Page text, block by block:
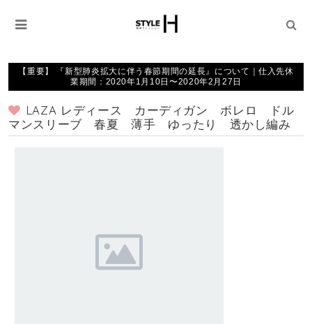
【重要】 『新型肺炎拡大に伴う春節期間の延長』について｜仕入先休
業期間：2020年1月10日〜2020年2月27日
LAZA レディース カーディガン ボレロ ドル
マンスリーブ 春夏 薄手 ゆったり 透かし編み